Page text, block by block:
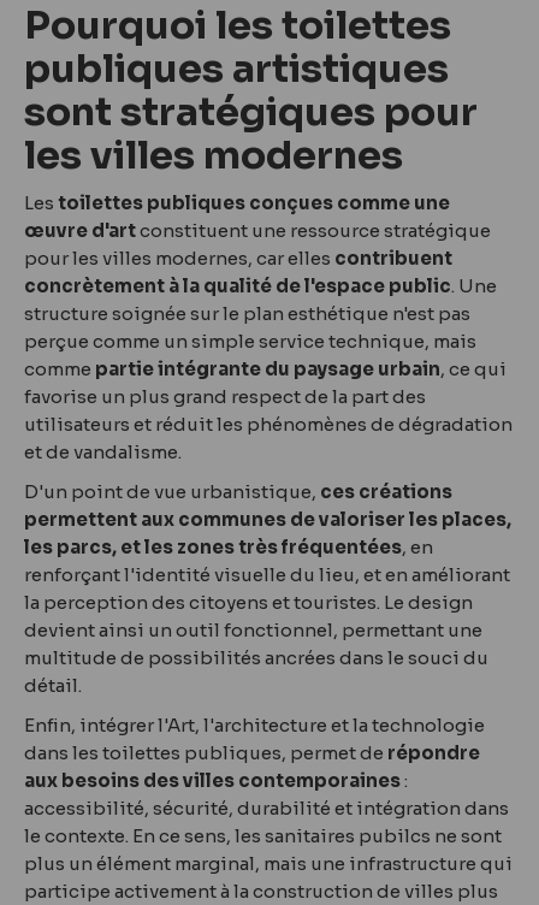
Pourquoi les toilettes
publiques artistiques
sont stratégiques pour
les villes modernes
Les toilettes publiques conçues comme une
œuvre d'artconstituent une ressource stratégique
pour les villes modernes, car elles contribuent
concrètement à la qualité de l'espace public. Une
structure soignée sur le plan esthétique n'est pas
perçue comme un simple service technique, mais
comme partie intégrante du paysage urbain, ce qui
favorise un plus grand respect de la part des
utilisateurs et réduit les phénomènes de dégradation
et de vandalisme.
D'un point de vue urbanistique, ces créations
permettent aux communes de valoriser les places,
les parcs, et les zones très fréquentées, en
renforçant l'identité visuelle du lieu, et en améliorant
la perception des citoyens et touristes. Le design
devient ainsi un outil fonctionnel, permettant une
multitude de possibilités ancrées dans le souci du
détail.
Enfin, intégrer l'Art, l'architecture et la technologie
dans les toilettes publiques, permet de répondre
aux besoins des villes contemporaines:
accessibilité, sécurité, durabilité et intégration dans
le contexte. En ce sens, les sanitaires pubilcs ne sont
plus un élément marginal, mais une infrastructure qui
participe activement à la construction de villes plus